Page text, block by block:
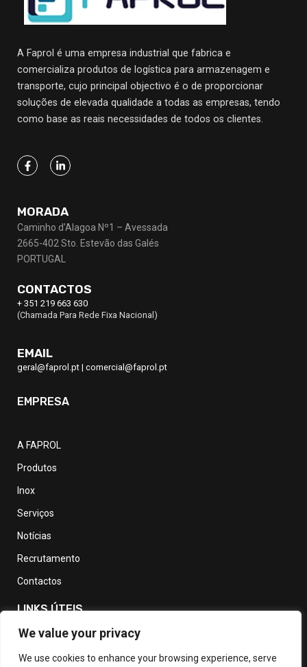
We value your privacy
We use cookies to enhance your browsing experience, serve
A Faprol é uma empresa industrial que fabrica e
comercializa produtos de logística para armazenagem e
transporte, cujo principal objectivo é o de proporcionar
soluções de elevada qualidade a todas as empresas, tendo
como base as reais necessidades de todos os clientes.
MORADA
Caminho d’Alagoa Nº1 – Avessada
2665-402 Sto. Estevão das Galés
PORTUGAL
CONTACTOS
+ 351 219 663 630
(Chamada Para Rede Fixa Nacional)
EMAIL
geral@faprol.pt | comercial@faprol.pt
EMPRESA
A FAPROL
Produtos
Inox
Serviços
Notícias
Recrutamento
Contactos
LINKS ÚTEIS
Política de Privacidade